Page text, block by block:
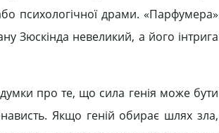
психологічної драми. «Парфумера»
Зюскінда невеликий, а його інтрига
про те, що сила генія може бути
Якщо геній обирає шлях зла,